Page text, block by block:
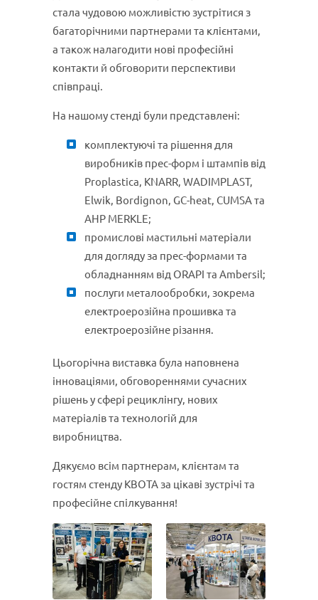
стала чудовою можливістю зустрітися з
багаторічними партнерами та клієнтами,
а також налагодити нові професійні
контакти й обговорити перспективи
співпраці.
На нашому стенді були представлені:
комплектуючі та рішення для
виробників прес-форм і штампів від
Proplastica, KNARR, WADIMPLAST,
Elwik, Bordignon, GC-heat, CUMSA та
AHP MERKLE;
промислові мастильні матеріали
для догляду за прес-формами та
обладнанням від ORAPI та Ambersil;
послуги металообробки, зокрема
електроерозійна прошивка та
електроерозійне різання.
Цьогорічна виставка була наповнена
інноваціями, обговореннями сучасних
рішень у сфері рециклінгу, нових
матеріалів та технологій для
виробництва.
Дякуємо всім партнерам, клієнтам та
гостям стенду КВОТА за цікаві зустрічі та
професійне спілкування!